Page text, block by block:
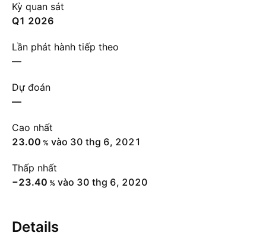
Kỳ quan sát
Q1 2026
Lần phát hành tiếp theo
—
Dự đoán
—
Cao nhất
23.00 % vào 30 thg 6, 2021
Thấp nhất
−23.40 % vào 30 thg 6, 2020
Details